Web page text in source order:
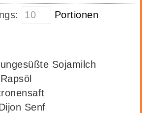
Portionen
ungesüßte Sojamilch
Rapsöl
Senf